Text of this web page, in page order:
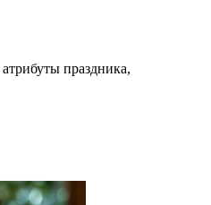
праздника,